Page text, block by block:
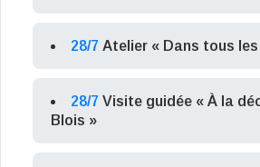
28/7 Atelier « Dans tous
28/7 Visite guidée « À la
Blois »